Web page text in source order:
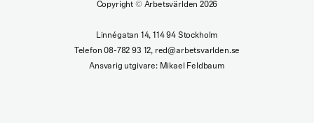
Copyright ©Arbetsvärlden 2026
Linnégatan 14, 114 94 Stockholm
Telefon 08-782 93 12, red@arbetsvarlden.se
Ansvarig utgivare: Mikael Feldbaum